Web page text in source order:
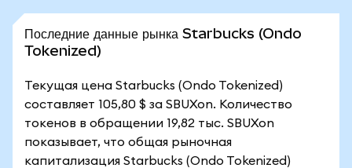
Последние данные рынка Starbucks (Ondo
Tokenized)
Текущая цена Starbucks (Ondo Tokenized)
составляет 105,80 $ за SBUXon. Количество
токенов в обращении 19,82 тыс. SBUXon
показывает, что общая рыночная
капитализация Starbucks (Ondo Tokenized)